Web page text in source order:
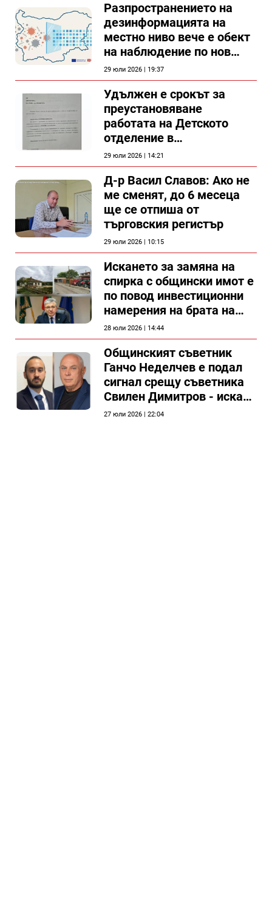
Разпространението на
дезинформацията на
местно ниво вече е обект
на наблюдение по нов
проект
29 юли 2026 | 19:37
Удължен е срокът за
преустановяване
работата на Детското
отделение в
силистренската болница
29 юли 2026 | 14:21
Д-р Васил Славов: Ако не
ме сменят, до 6 месеца
ще се отпиша от
търговския регистър
29 юли 2026 | 10:15
Искането за замяна на
спирка с общински имот е
по повод инвестиционни
намерения на брата на
председателя на
Общински съвет Силистра
28 юли 2026 | 14:44
Общинският съветник
Ганчо Неделчев е подал
сигнал срещу съветника
Свилен Димитров - иска
етичната комисия на
27 юли 2026 | 22:04